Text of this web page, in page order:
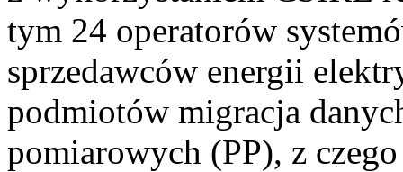
tym 24 operatorów
sprzedawców energii
podmiotów migracja
pomiarowych (PP), z